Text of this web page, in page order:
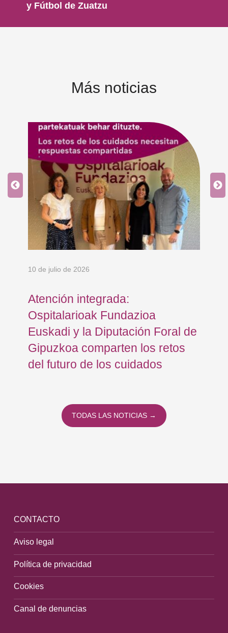
y Fútbol de Zuatzu
Más noticias
10 de julio de 2026
Atención integrada:
Ospitalarioak Fundazioa
Euskadi y la Diputación Foral de
Gipuzkoa comparten los retos
del futuro de los cuidados
TODAS LAS NOTICIAS →
CONTACTO
Aviso legal
Política de privacidad
Cookies
Canal de denuncias